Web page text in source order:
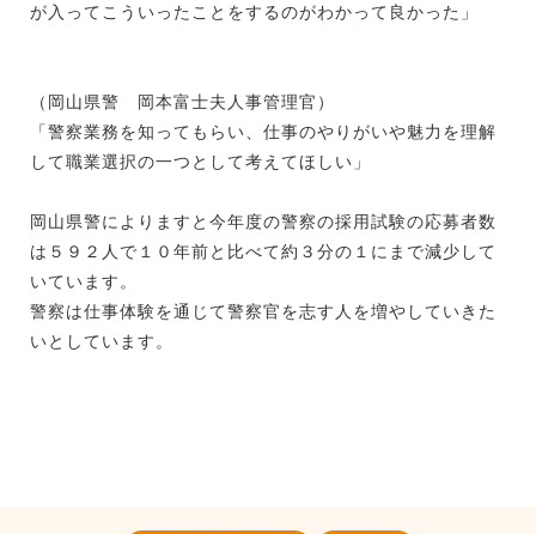
が入ってこういったことをするのがわかって良かった」
（岡山県警 岡本富士夫人事管理官）
「警察業務を知ってもらい、仕事のやりがいや魅力を理解
して職業選択の一つとして考えてほしい」
岡山県警によりますと今年度の警察の採用試験の応募者数
は５９２人で１０年前と比べて約３分の１にまで減少して
いています。
警察は仕事体験を通じて警察官を志す人を増やしていきた
いとしています。